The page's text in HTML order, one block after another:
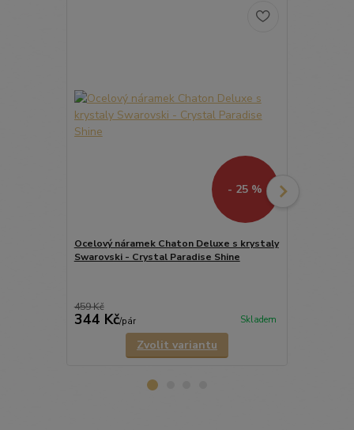
- 25 %
Ocelový náramek Chaton Deluxe s krystaly
Swarovski - Crystal Paradise Shine
459 Kč
344 Kč/pár Skladem
Zvolit variantu